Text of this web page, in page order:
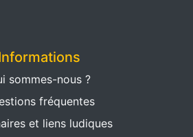
sommes-nous ?
fréquentes
et liens ludiques